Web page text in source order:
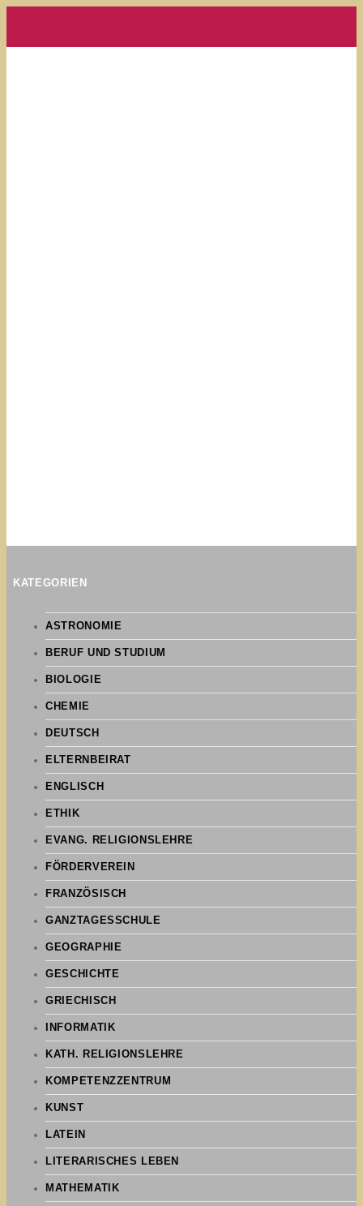
KATEGORIEN
ASTRONOMIE
BERUF UND STUDIUM
BIOLOGIE
CHEMIE
DEUTSCH
ELTERNBEIRAT
ENGLISCH
ETHIK
EVANG. RELIGIONSLEHRE
FÖRDERVEREIN
FRANZÖSISCH
GANZTAGESSCHULE
GEOGRAPHIE
GESCHICHTE
GRIECHISCH
INFORMATIK
KATH. RELIGIONSLEHRE
KOMPETENZZENTRUM
KUNST
LATEIN
LITERARISCHES LEBEN
MATHEMATIK